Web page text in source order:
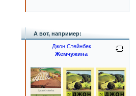
А вот, например:
Джон Стейнбек
Жемчужина